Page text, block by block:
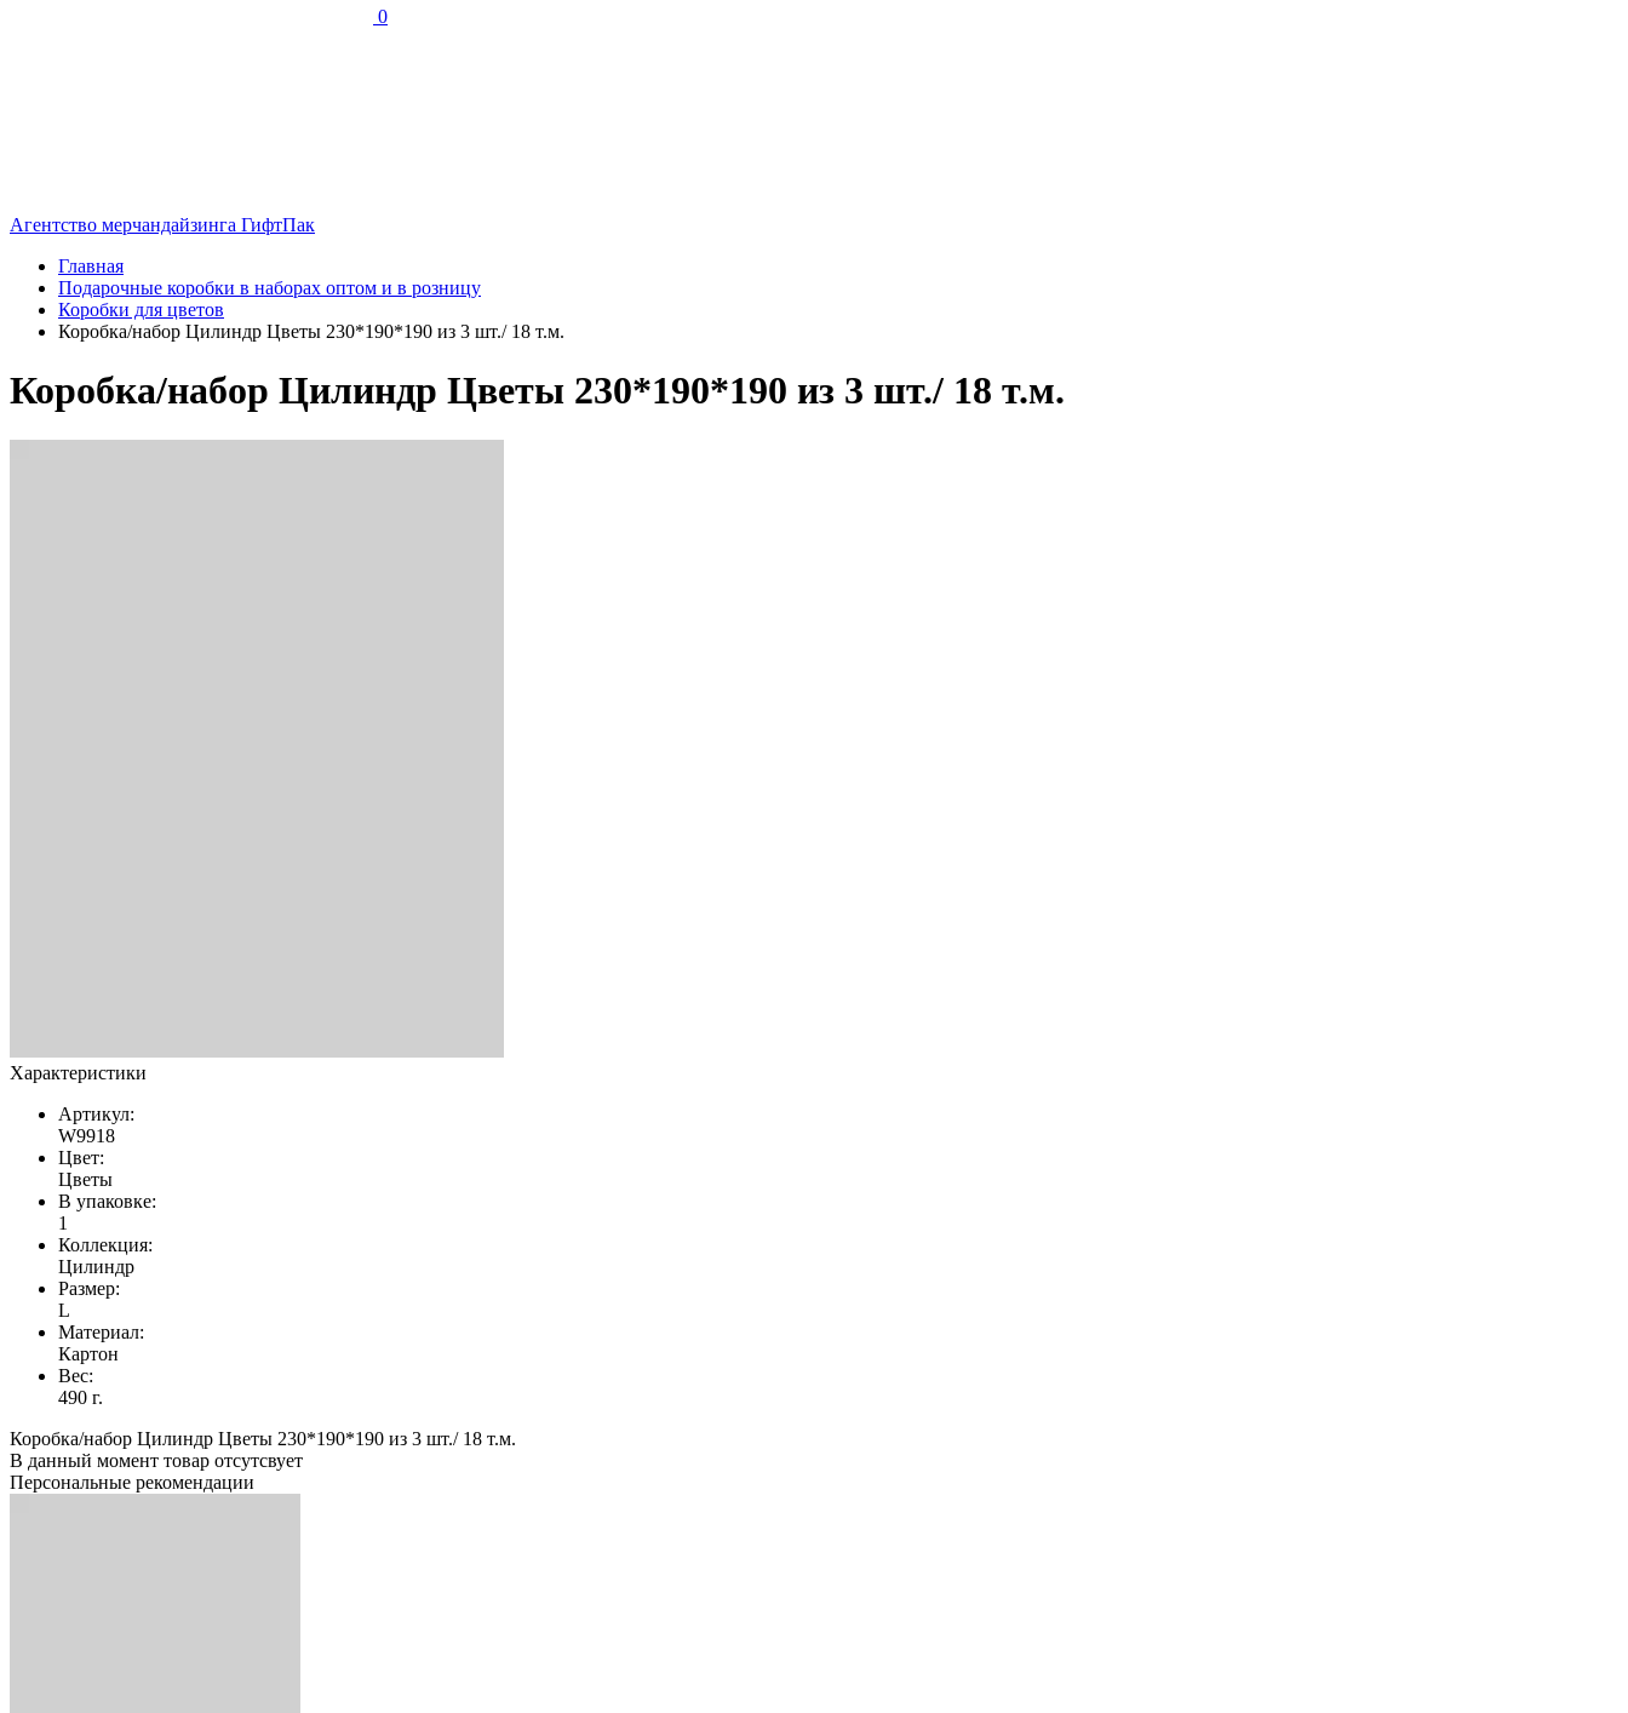
0
Агентство мерчандайзинга ГифтПак
Главная
Подарочные коробки в наборах оптом и в розницу
Коробки для цветов
Коробка/набор Цилиндр Цветы 230*190*190 из 3 шт./ 18 т.м.
Коробка/набор Цилиндр Цветы 230*190*190 из 3 шт./ 18 т.м.
Характеристики
Артикул:
W9918
Цвет:
Цветы
В упаковке:
1
Коллекция:
Цилиндр
Размер:
L
Материал:
Картон
Вес:
490 г.
Коробка/набор Цилиндр Цветы 230*190*190 из 3 шт./ 18 т.м.
В данный момент товар отсутсвует
Персональные рекомендации